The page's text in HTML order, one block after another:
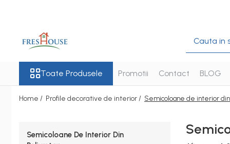
Toate Produsele
Ancadramente Fereastra
Solbancuri Fereastra
Brâuri de exterior
Chei de bolta
Toate Produsele Promotii Contact BLOG
Home / Profile decorative de interior / Semicoloane de interior
Semicoloane De Interior Din